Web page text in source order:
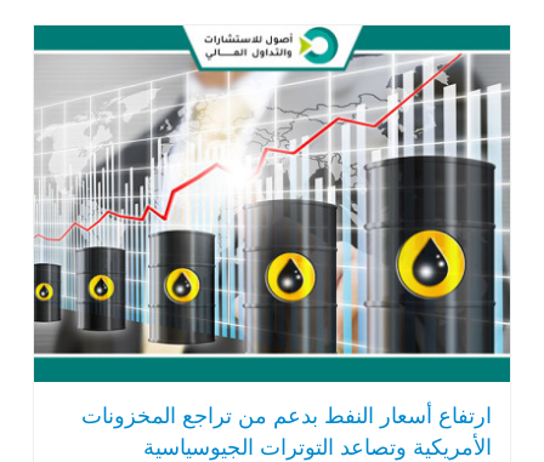
ارتفاع أسعار النفط بدعم من تراجع المخزونات
الأمريكية وتصاعد التوترات الجيوسياسية